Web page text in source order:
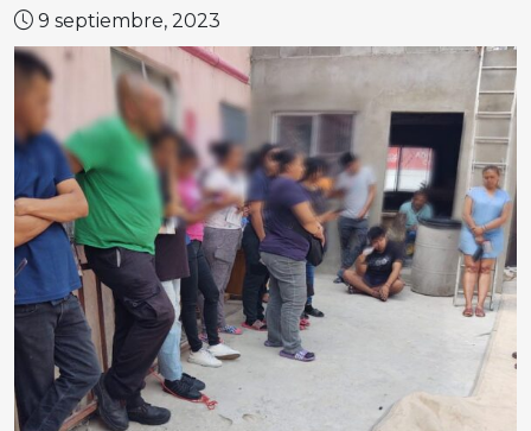
9 septiembre, 2023